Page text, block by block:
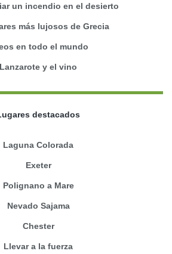
un incendio en el desierto
más lujosos de Grecia
en todo el mundo
Lanzarote y el vino
destacados
Laguna Colorada
Exeter
Polignano a Mare
Nevado Sajama
Chester
Llevar a la fuerza